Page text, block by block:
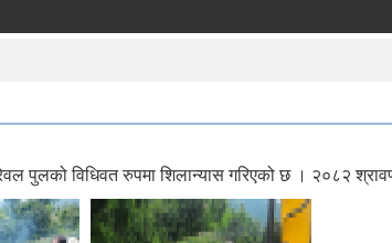
पुलको विधिवत रुपमा शिलान्यास गरिएको छ । २०८२